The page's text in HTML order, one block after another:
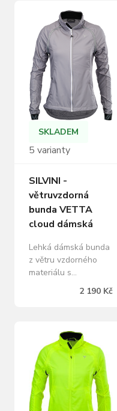
tkaného materiálu
(100% polyester).
Během několika málo
sekund můžete z
bundy díky
odepínacím rukávům
udělat praktickou
vestu. Bunda má
volný střih, vepředu
dlouhý…
SKLADEM
5 varianty
SILVINI -
větruvzdorná
bunda VETTA
cloud dámská
Lehká dámská bunda
z větru vzdorného
materiálu s
odepínacími rukávy.
Bundu je možné sbalit
na rám kola. Bunda
má kapuci, kterou lze
složit do límce.
Reflexní prvky
Kapsička na zip na
zadním díle Stahování
2 190 Kč